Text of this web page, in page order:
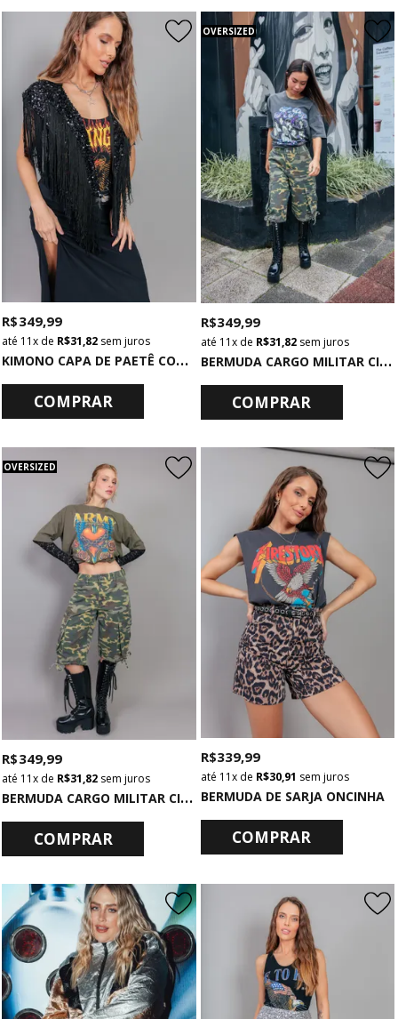
K
IMONO CAPA DE PAETÊ COM FRANJAS
R$ 349,99
11x de R$ 31,82 sem juros
COMPRAR
OVERSIZED
B
ERMUDA CARGO MILITAR CINTURA MÉDIA CAMUFLADA
R$ 349,99
11xde R$ 31,82sem juros
COMPRAR
OVERSIZED
B
ERMUDA CARGO MILITAR CINTURA MÉDIA CAMUFLADA
R$ 349,99
11x de R$ 31,82 sem juros
COMPRAR
BERMUDA DE SARJA ONCINHA
R$ 339,99
11xde R$ 30,91 sem juros
COMPRAR